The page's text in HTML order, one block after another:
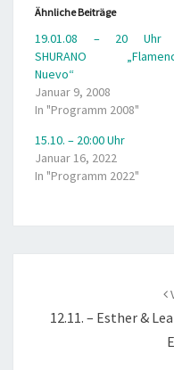
Ähnliche Beiträge
19.01.08 – 20 Uhr
SHURANO
Nuevo“
Januar 9, 2008
In "Programm 2008"
15.10. – 20:00 Uhr
Januar 16, 2022
In "Programm 2022"
12.11. – Esther &